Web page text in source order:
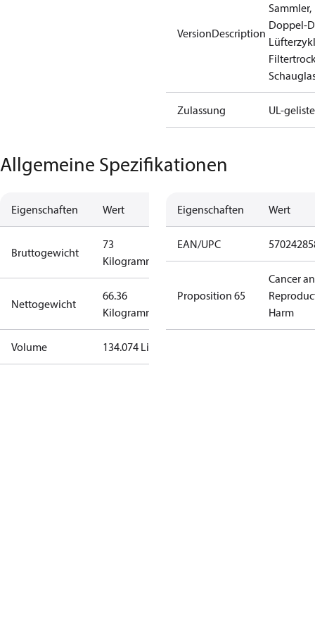
VersionDescription
Sammler,
Zulassung UL-
Allgemeine Spezifikationen
Eigenschaften Wert
Bruttogewicht
73
Kilogramm
Nettogewicht
66.36
Kilogramm
Volume 134.074 Liter
Eigenschaften Wert
EAN/UPC
Proposition 65
Cancer
Harm